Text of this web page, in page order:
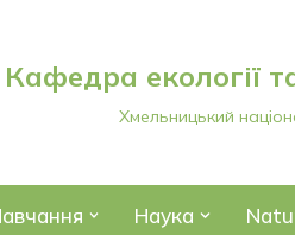
Кафедра екології
Хмельницький
Наука